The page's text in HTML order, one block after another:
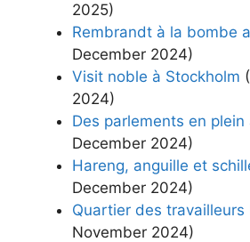
2025)
Rembrandt à la bombe
December 2024)
Visit noble à Stockholm
2024)
Des parlements en plein
December 2024)
Hareng, anguille et
December 2024)
Quartier des travailleurs
November 2024)